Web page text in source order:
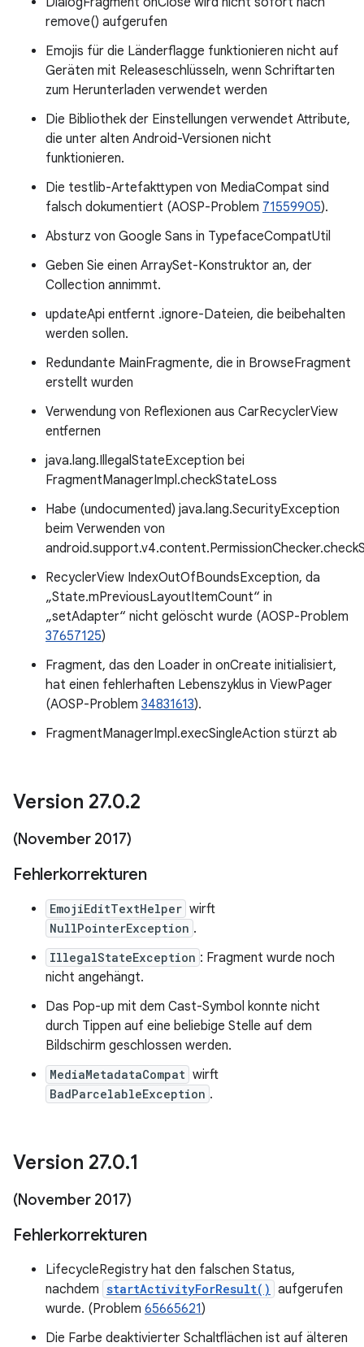
remove() aufgerufen
Emojis für die Länderflagge funktionieren nicht auf
Geräten mit Releaseschlüsseln, wenn Schriftarten
zum Herunterladen verwendet werden
Die Bibliothek der Einstellungen verwendet Attribute,
die unter alten Android-Versionen nicht
funktionieren.
Die testlib-Artefakttypen von MediaCompat sind
falsch dokumentiert (AOSP-Problem 71559905).
Absturz von Google Sans in TypefaceCompatUtil
Geben Sie einen ArraySet-Konstruktor an, der
Collection annimmt.
updateApi entfernt .ignore-Dateien, die beibehalten
werden sollen.
Redundante MainFragmente, die in BrowseFragment
erstellt wurden
Verwendung von Reflexionen aus CarRecyclerView
entfernen
java.lang.IllegalStateException bei
FragmentManagerImpl.checkStateLoss
Habe (undocumented) java.lang.SecurityException
beim Verwenden von
RecyclerView IndexOutOfBoundsException, da
„State.mPreviousLayoutItemCount“ in
„setAdapter“ nicht gelöscht wurde (AOSP-Problem
37657125)
Fragment, das den Loader in onCreate initialisiert,
hat einen fehlerhaften Lebenszyklus in ViewPager
(AOSP-Problem 34831613).
FragmentManagerImpl.execSingleAction stürzt ab
Version 27.0.2
(November 2017)
Fehlerkorrekturen
EmojiEditTextHelper wirft
NullPointerException .
IllegalStateException : Fragment wurde noch
nicht angehängt.
Das Pop-up mit dem Cast-Symbol konnte nicht
durch Tippen auf eine beliebige Stelle auf dem
Bildschirm geschlossen werden.
MediaMetadataCompat wirft
BadParcelableException .
Version 27.0.1
(November 2017)
Fehlerkorrekturen
LifecycleRegistry hat den falschen Status,
nachdem startActivityForResult() aufgerufen
wurde. (Problem 65665621)
Die Farbe deaktivierter Schaltflächen ist auf älteren